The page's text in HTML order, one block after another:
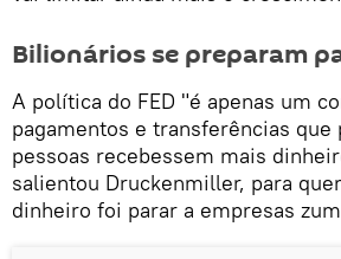
Bilionários se preparam
A política do FED "é apenas um
pagamentos e transferências
pessoas recebessem mais
salientou Druckenmiller, para
dinheiro foi parar a empresas